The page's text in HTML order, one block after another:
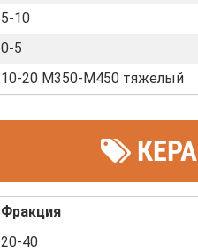
5-10
0-5
10-20 М350-М450 тяжелый
Фракция
20-40